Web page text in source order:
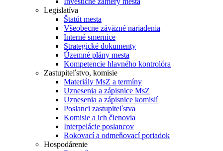
Legislatíva
Štatút mesta
Všeobecne záväzné nariadenia
Interné smernice
Strategické dokumenty
Územné plány mesta
Kompetencie hlavného kontrolóra
Zastupiteľstvo, komisie
Materiály MsZ a termíny
Uznesenia a zápisnice MsZ
Uznesenia a zápisnice komisií
Poslanci zastupiteľstva
Komisie a ich členovia
Interpelácie poslancov
Rokovací a odmeňovací poriadok
Hospodárenie